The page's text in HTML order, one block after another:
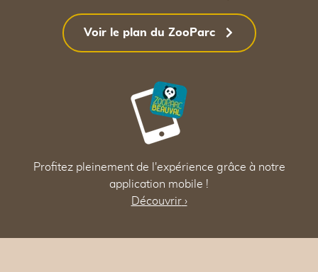
Voir le plan du ZooParc
Profitez pleinement de l'expérience grâce à notre
application mobile !
Découvrir›